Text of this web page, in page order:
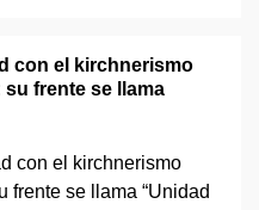
con el kirchnerismo
frente se llama